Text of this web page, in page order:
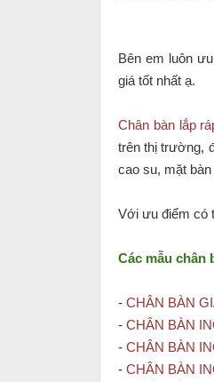
Bên em luôn
giá tốt nhất ạ.
Chân bàn lắp
trên thị trường,
cao su, mặt
Với ưu điểm có
Các mẫu chân
- CHÂN BÀN
- CHÂN BÀN
- CHÂN BÀN
- CHÂN BÀN